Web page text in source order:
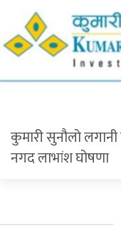
कुमारी सुनौलो
नगद लाभांश घोषणा